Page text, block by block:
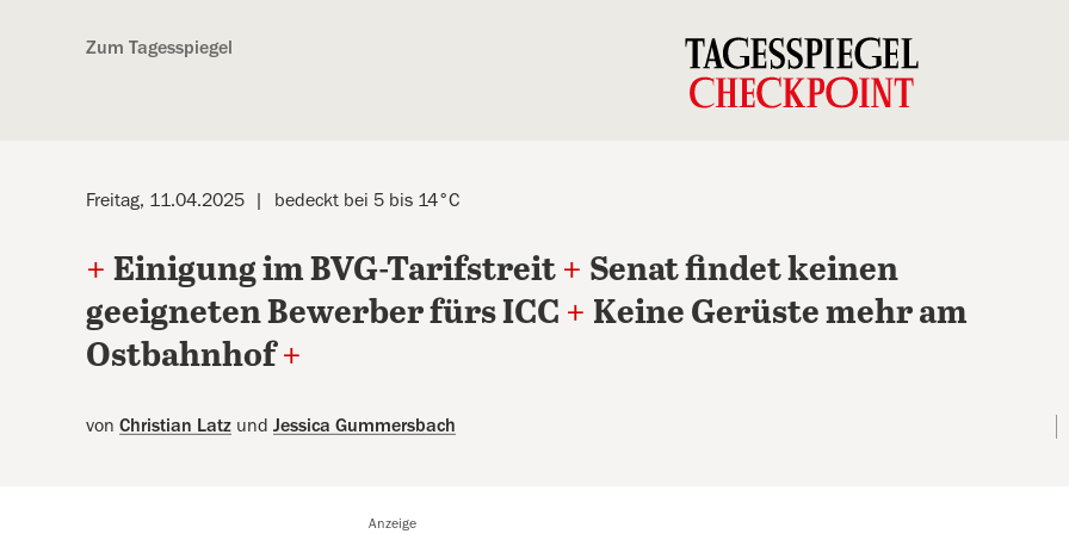
Zum Tagesspiegel
Freitag, 11.04.2025 bedeckt bei 5 bis 14°C
+ Einigung im BVG-Tarifstreit + Senat findet keinen
geeigneten Bewerber fürs ICC + Keine Gerüste mehr am
Ostbahnhof +
von Christian Latz und Jessica Gummersbach
Anzeige